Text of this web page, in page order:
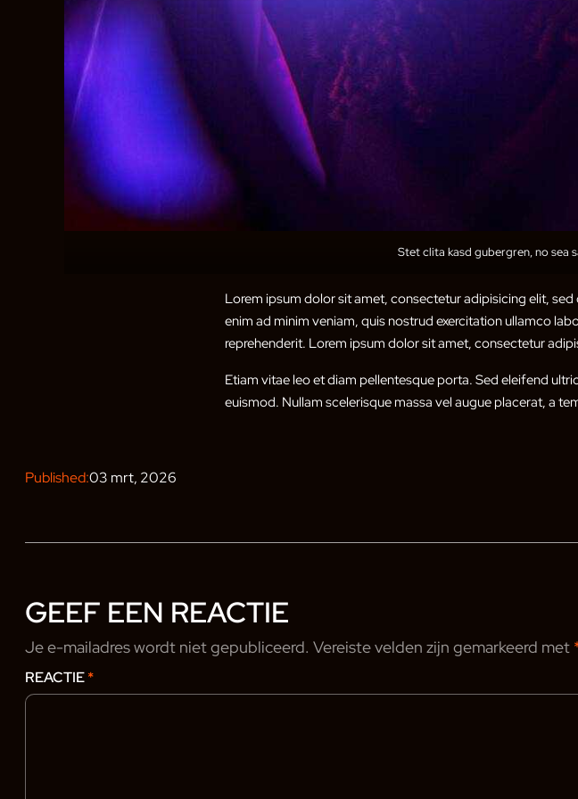
Stet clita kasd gubergren, no sea
Lorem ipsum dolor sit amet, consectetur adipisicing elit,
enim ad minim veniam, quis nostrud exercitation ullamco
reprehenderit. Lorem ipsum dolor sit amet, consectetur
Etiam vitae leo et diam pellentesque porta. Sed eleifend
euismod. Nullam scelerisque massa vel augue placerat, a
Published:03 mrt, 2026
GEEF EEN REACTIE
Je e-mailadres wordt niet gepubliceerd. Vereiste velden zijn gemarkeerd met
REACTIE*